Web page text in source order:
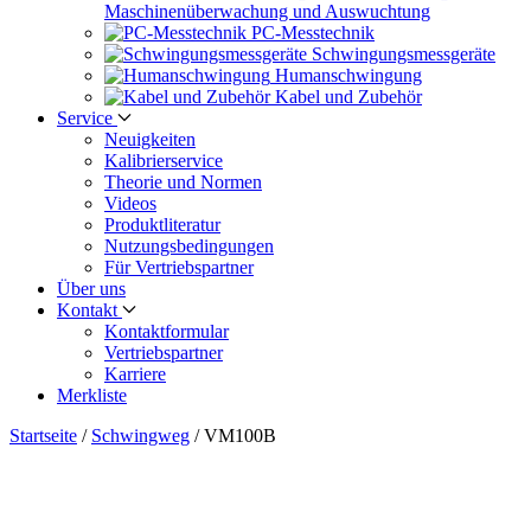
Maschinen­überwachung und Auswuchtung
PC-Messtechnik
Schwingungs­messgeräte
Human­schwingung
Kabel und Zubehör
Service
Neuigkeiten
Kalibrier­service
Theorie und Normen
Videos
Produkt­literatur
Nutzungs­bedingungen
Für Vertriebs­partner
Über uns
Kontakt
Kontaktformular
Vertriebs­partner
Karriere
Merkliste
Startseite / Schwingweg /VM100B